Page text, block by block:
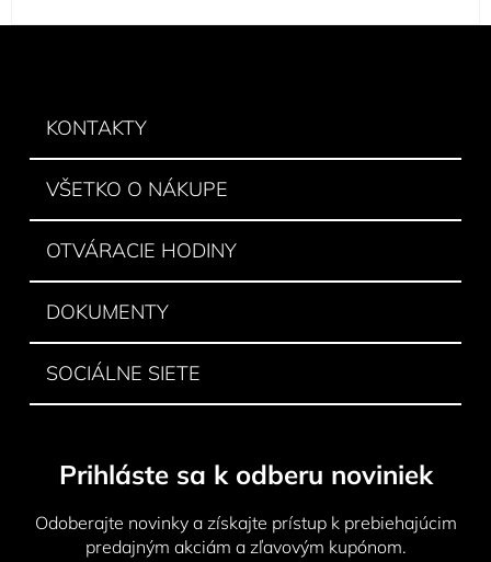
KONTAKTY
VŠETKO O NÁKUPE
OTVÁRACIE HODINY
DOKUMENTY
SOCIÁLNE SIETE
Prihláste sa k odberu noviniek
Odoberajte novinky a získajte prístup k prebiehajúcim
predajným akciám a zľavovým kupónom.